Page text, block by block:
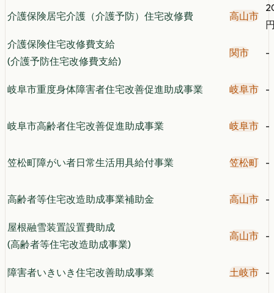
介護保険居宅介護（介護予防）住宅改修費 高山市
介護保険住宅改修費支給
(介護予防住宅改修費支給)
関市 -
岐阜市重度身体障害者住宅改善促進助成事業 岐阜市 -
岐阜市高齢者住宅改善促進助成事業 岐阜市 -
笠松町障がい者日常生活用具給付事業 笠松町 -
高齢者等住宅改造助成事業補助金 高山市 -
屋根融雪装置設置費助成
(高齢者等住宅改造助成事業)
高山市 -
障害者いきいき住宅改善助成事業 土岐市 -